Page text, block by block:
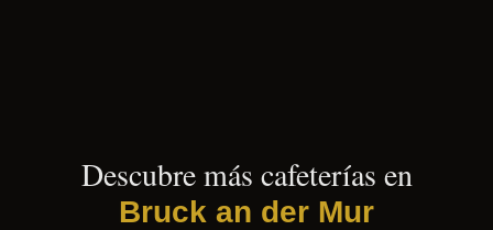
Descubre más cafeterías en
Bruck an der Mur